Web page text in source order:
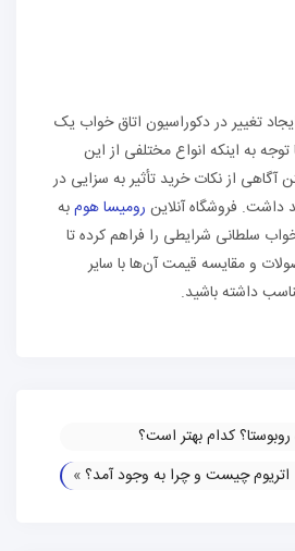
تغییر در دکوراسیون اتاق خواب یک
به اینکه انواع مختلفی از این
از نکات خرید تأثیر به سزایی در
داشت. فروشگاه آنلاین رومیسا هومبه
سلطانی شرایطی را فراهم کرده تا
و مقایسه قیمت آن‌ها با سایر
داشته باشید.
روبوستا؟ کدام بهتر است؟
اتریوم چیست و چرا به وجود آمد؟»